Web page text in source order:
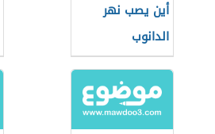
أين يصب نهر
الدانوب